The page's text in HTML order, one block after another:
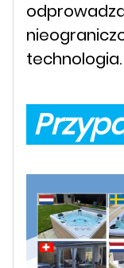
technologia.